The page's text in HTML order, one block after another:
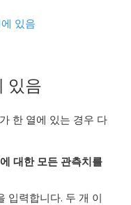
있음
있음
한 열에 있는 경우 다
대한 모든 관측치를
입력합니다. 두 개 이